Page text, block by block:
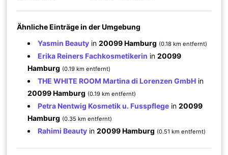
Ähnliche Einträge in der Umgebung
Yasmin Beauty in20099 Hamburg (0.18 km entfernt)
Erika Reiners Fachkosmetikerin in20099
Hamburg (0.19 km entfernt)
THE WHITE ROOM Martina di Lorenzen GmbH in
20099 Hamburg (0.19 km entfernt)
Petra Nentwig Kosmetik u. Fusspflege in20099
Hamburg (0.35 km entfernt)
Rahimi Beauty in20099 Hamburg (0.51 km entfernt)